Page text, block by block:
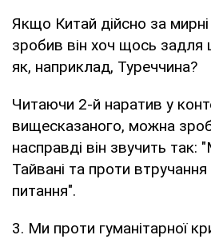
Якщо Китай дійсно за
зробив він хоч щось задля
як, наприклад, Туреччина?
Читаючи 2-й наратив у
вищесказаного, можна
насправді він звучить так:
Тайвані та проти
питання".
3. Ми проти гуманітарної